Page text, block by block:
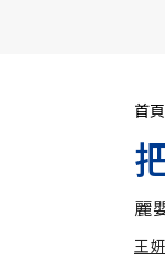
首頁
麗
王